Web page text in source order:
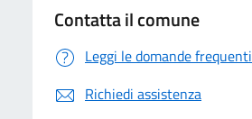
Contatta il comune
Leggi le domande frequenti
Richiedi assistenza